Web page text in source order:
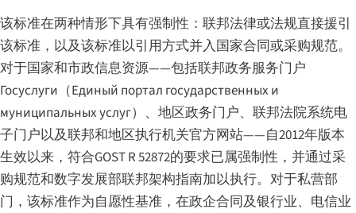
该标准在两种情形下具有强制性：联邦法律或法规直接援引
该标准，以及该标准以引用方式并入国家合同或采购规范。
对于国家和市政信息资源——包括联邦政务服务门户
Госуслуги（Единый портал государственных и
муниципальных услуг）、地区政务门户、联邦法院系统电
子门户以及联邦和地区执行机关官方网站——自2012年版本
生效以来，符合GOST R 52872的要求已属强制性，并通过采
购规范和数字发展部联邦架构指南加以执行。对于私营部
门，该标准作为自愿性基准，在政企合同及银行业、电信业